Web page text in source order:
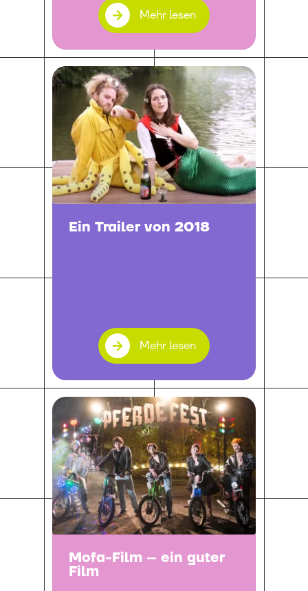
Mehr lesen
Ein Trailer von 2018
Mehr lesen
Mofa-Film – ein guter
Film